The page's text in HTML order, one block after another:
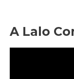
A Lalo